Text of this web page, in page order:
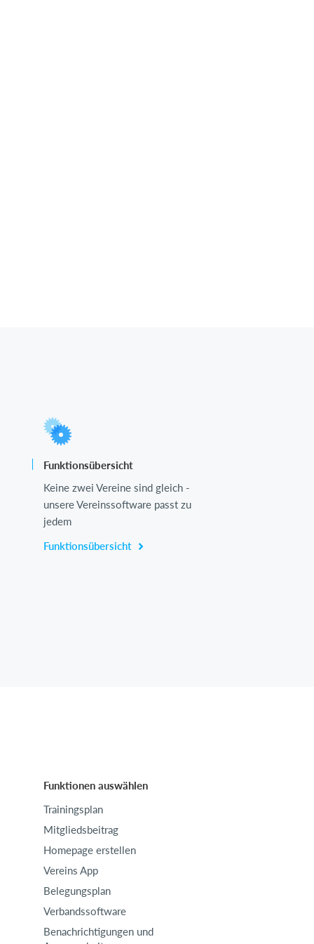
Funktionsübersicht
Keine zwei Vereine sind gleich -
unsere Vereinssoftware passt zu
jedem
Funktionsübersicht
Funktionen auswählen
Trainingsplan
Mitgliedsbeitrag
Homepage erstellen
Vereins App
Belegungsplan
Verbandssoftware
Benachrichtigungen und